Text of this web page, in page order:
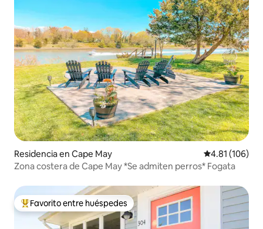
Residencia en Cape May Calificación
4.81 (106)
Zona costera de Cape May *Se admiten perros* Fogata
De los mejores en Favorito entre huéspedes
Favorito entre huéspedes